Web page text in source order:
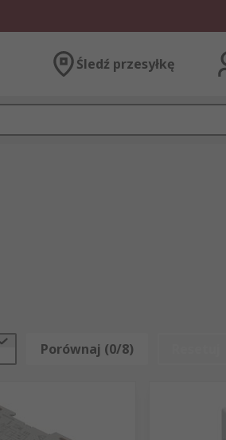
Śledź przesyłkę
Porównaj (0/8)